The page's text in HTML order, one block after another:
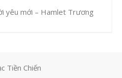
yêu mới – Hamlet Trương
Tiền Chiến